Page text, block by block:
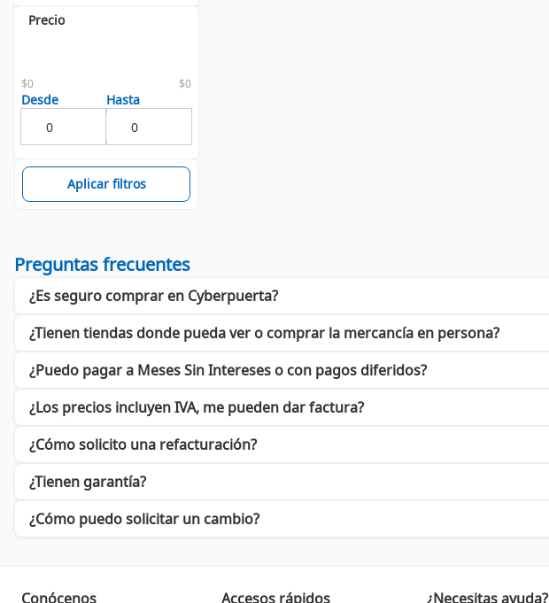
Precio
$0 $0
Desde Hasta
Aplicar filtros
Preguntas frecuentes
¿Es seguro comprar en Cyberpuerta?
¿Tienen tiendas donde pueda ver o comprar la mercancía en persona?
¿Puedo pagar a Meses Sin Intereses o con pagos diferidos?
¿Los precios incluyen IVA, me pueden dar factura?
¿Cómo solicito una refacturación?
¿Tienen garantía?
¿Cómo puedo solicitar un cambio?
Conócenos Accesos rápidos ¿Necesitas ayuda?